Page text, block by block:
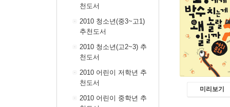
천도서
2010 청소년(중3~고1)
추천도서
2010 청소년(고2~3) 추
천도서
2010 어린이 저학년 추
천도서
2010 어린이 중학년 추
미리보기